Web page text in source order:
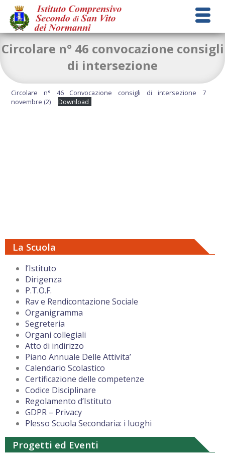
La Scuola
l’Istituto
Dirigenza
P.T.O.F.
Rav e Rendicontazione Sociale
Organigramma
Segreteria
Organi collegiali
Atto di indirizzo
Piano Annuale Delle Attivita’
Calendario Scolastico
Certificazione delle competenze
Codice Disciplinare
Regolamento d’Istituto
GDPR – Privacy
Plesso Scuola Secondaria: i luoghi
Progetti ed Eventi
Circolare n° 46 convocazione consigli
di intersezione
Circolare n° 46 Convocazione consigli di intersezione 7
novembre (2)
Download